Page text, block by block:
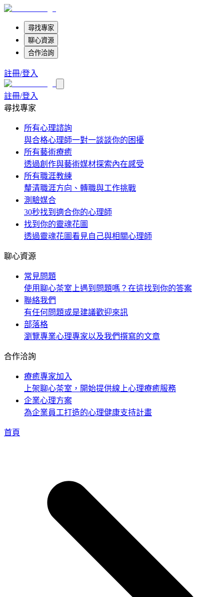
尋找專家
聊心資源
合作洽詢
註冊/登入
註冊/登入
尋找專家
所有心理諮詢
與合格心理師一對一談談你的困擾
所有藝術療癒
透過創作與藝術媒材探索內在感受
所有職涯教練
釐清職涯方向、轉職與工作挑戰
測驗媒合
30秒找到適合你的心理師
找到你的靈魂花圖
透過靈魂花圖看見自己與相關心理師
聊心資源
常見問題
使用聊心茶室上遇到問題嗎？在這找到你的答案
聯絡我們
有任何問題或是建議歡迎來訊
部落格
瀏覽專業心理專家以及我們撰寫的文章
合作洽詢
療癒專家加入
上架聊心茶室，開始提供線上心理療癒服務
企業心理方案
為企業員工打造的心理健康支持計畫
首頁